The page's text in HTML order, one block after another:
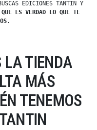
EDICIONES TANTIN Y
QUE ES VERDAD LO QUE TE
.
LA TIENDA
MÁS
TENEMOS